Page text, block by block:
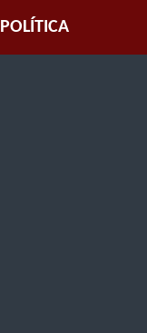
POLÍTICA